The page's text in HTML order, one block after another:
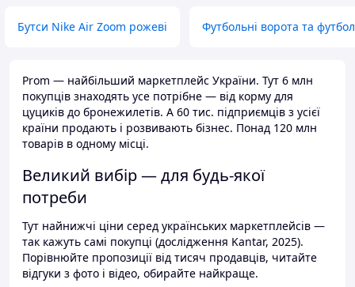
Бутси Nike Air Zoom рожеві Футбольні ворота та
Prom — найбільший маркетплейс України. Тут 6 млн
покупців знаходять усе потрібне — від корму для
цуциків до бронежилетів. А 60 тис. підприємців з усієї
країни продають і розвивають бізнес. Понад 120 млн
товарів в одному місці.
Великий вибір — для будь-якої
потреби
Тут найнижчі ціни серед українських маркетплейсів —
так кажуть самі покупці (дослідження Kantar, 2025).
Порівнюйте пропозиції від тисяч продавців, читайте
відгуки з фото і відео, обирайте найкраще.